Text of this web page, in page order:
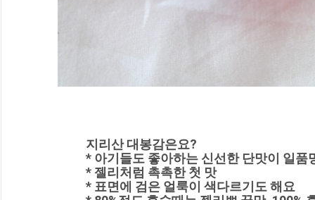
지리산 대봉감은요?
* 아기들도 좋아하는 신선한 단맛이 일품
* 젤리처럼 촉촉한 첫 맛
* 표면에 검은 얼룩이 색다르기도 해요